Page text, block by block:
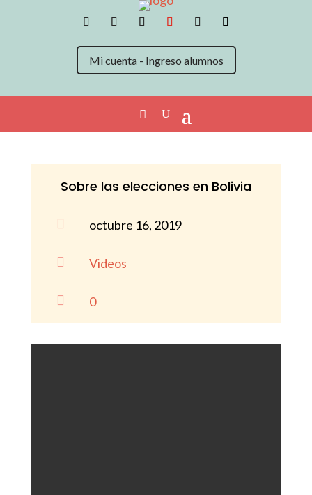
Mi cuenta - Ingreso alumnos
Sobre las elecciones en Bolivia
 octubre 16, 2019
 Videos
 0